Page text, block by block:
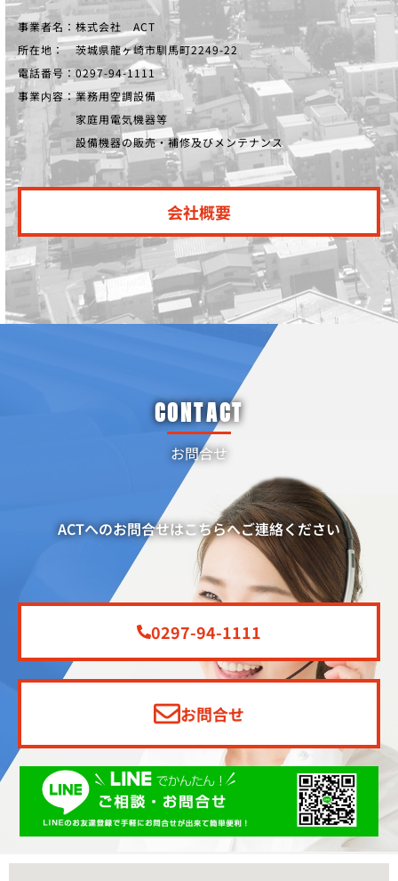
事業者名：株式会社 ACT
所在地： 茨城県龍ヶ崎市馴馬町2249-22
電話番号：0297-94-1111
事業内容：業務用空調設備
家庭用電気機器等
設備機器の販売・補修及びメンテナンス
会社概要
CONTACT
お問合せ
ACTへのお問合せはこちらへご連絡ください
0297-94-1111
お問合せ